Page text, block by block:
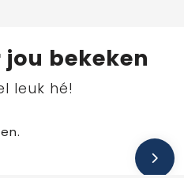
bekeken
leuk hé!